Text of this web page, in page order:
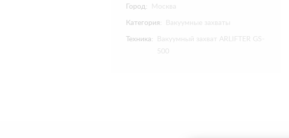
Город: Москва
Категория: Вакуумные захваты
Техника:
Вакуумный захват ARLIFTER GS-
500